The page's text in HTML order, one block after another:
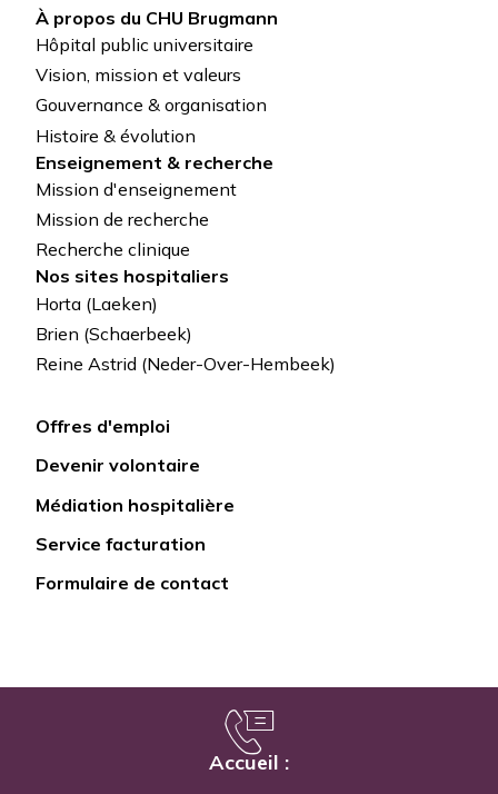
Pied
de
page
À propos du CHU Brugmann
Hôpital public universitaire
Vision, mission et valeurs
Gouvernance & organisation
Histoire & évolution
Enseignement & recherche
Mission d'enseignement
Mission de recherche
Recherche clinique
Nos sites hospitaliers
Horta (Laeken)
Brien (Schaerbeek)
Reine Astrid (Neder-Over-Hembeek)
Lien
rapide
Offres d'emploi
Devenir volontaire
Médiation hospitalière
Service facturation
Formulaire de contact
Accueil :